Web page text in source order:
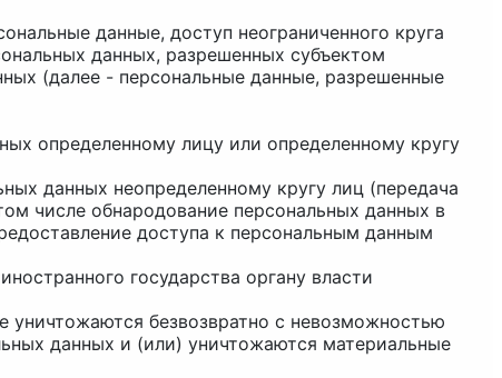
данные, доступ неограниченного круга
данных, разрешенных субъектом
(далее - персональные данные, разрешенные
определенному лицу или определенному кругу
данных неопределенному кругу лиц (передача
числе обнародование персональных данных в
доступа к персональным данным
государства органу власти
уничтожаются безвозвратно с невозможностью
данных и (или) уничтожаются материальные